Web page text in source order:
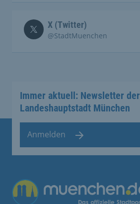
X (Twitter)
@StadtMuenchen
Immer aktuell: Newsletter der
Landeshauptstadt München
Anmelden
Übergreifende Links